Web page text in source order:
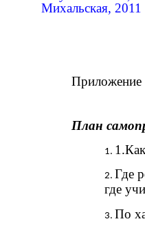
Михальская, 2011
План
Где
где
По